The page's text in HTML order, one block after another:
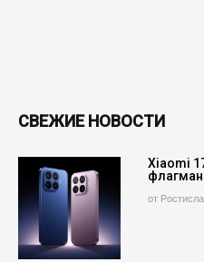
СВЕЖИЕ НОВОСТИ
Xiaomi
от